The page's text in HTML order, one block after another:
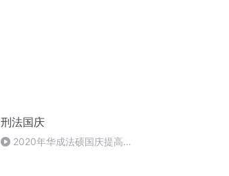
刑法国庆
2020年华成法硕国庆提高班